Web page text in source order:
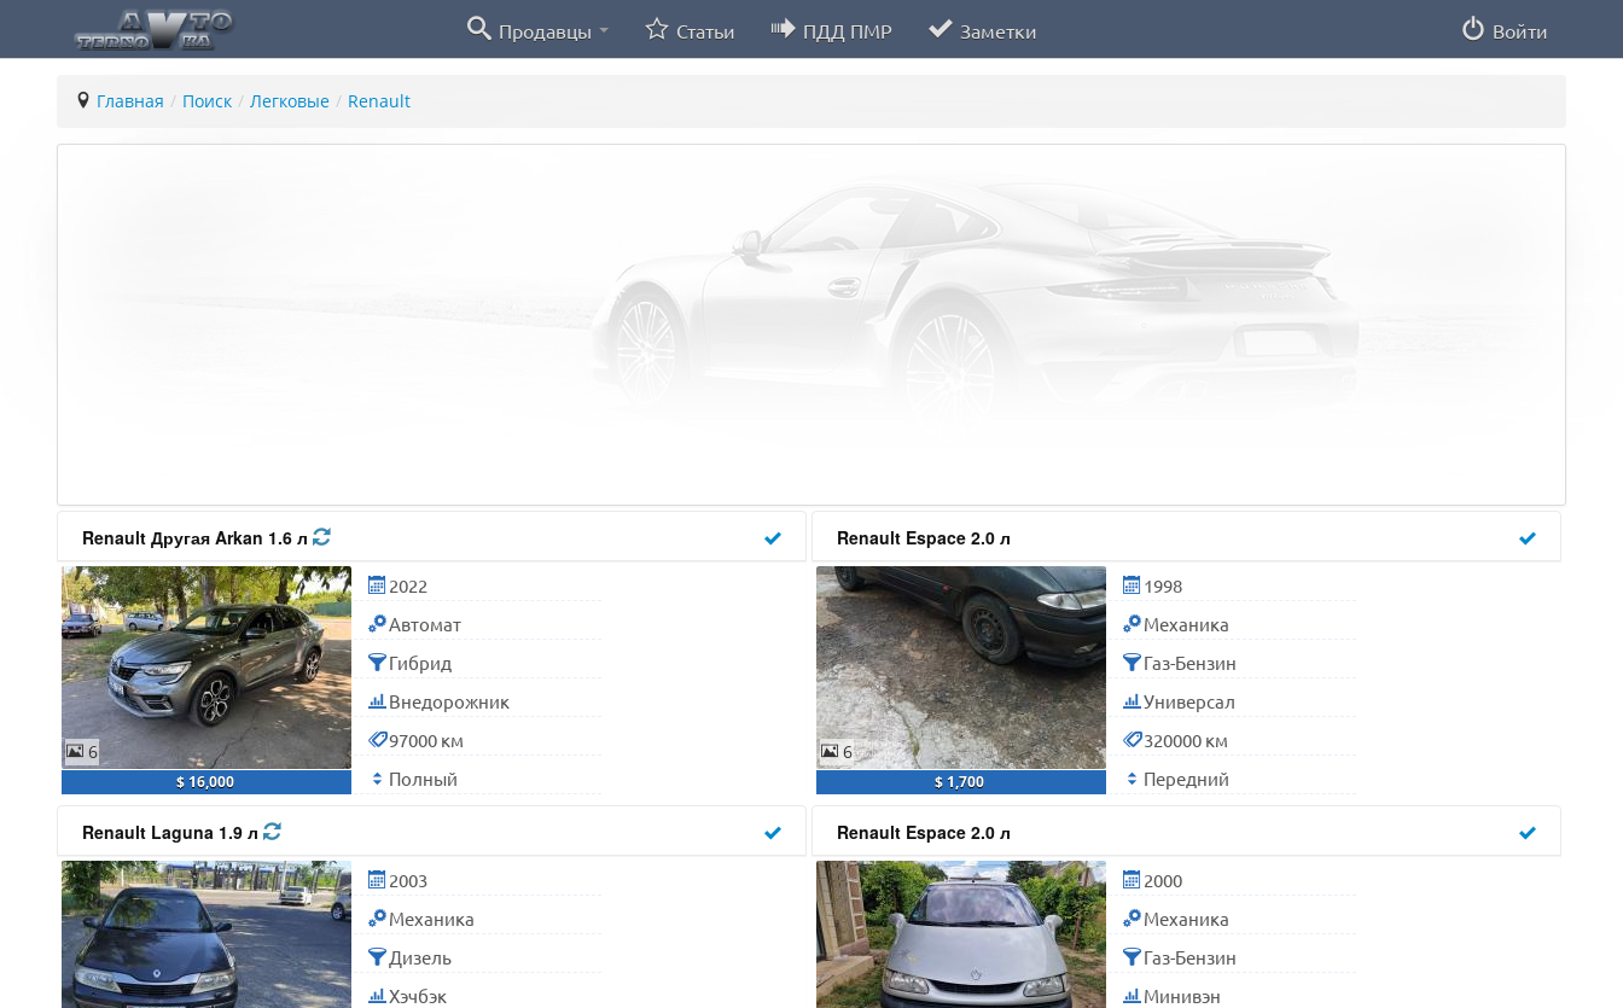
Войти
Продавцы Статьи ПДД ПМР Заметки
Главная / Поиск / Легковые / Renault
Renault Другая Arkan 1.6 л
6
$ 16,000
2022
Автомат
Гибрид
Внедорожник
97000 км
Полный
Renault Espace 2.0 л
6
$ 1,700
1998
Механика
Газ-Бензин
Универсал
320000 км
Передний
Renault Laguna 1.9 л
2003
Механика
Дизель
Хэчбэк
Renault Espace 2.0 л
2000
Механика
Газ-Бензин
Минивэн